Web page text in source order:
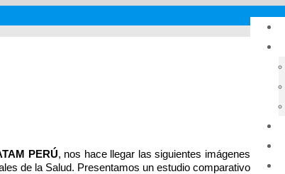
PERÚ, nos hace llegar las siguientes imágenes
de la Salud. Presentamos un estudio comparativo